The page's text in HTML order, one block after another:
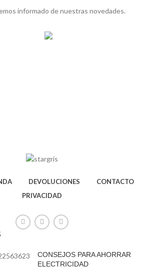
informado de nuestras novedades.
DEVOLUCIONES
CONTACTO
PRIVACIDAD
CONSEJOS PARA AHORRAR
ELECTRICIDAD